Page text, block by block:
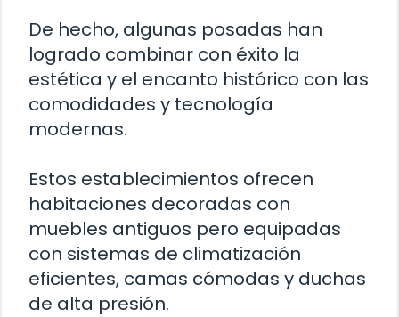
De hecho, algunas posadas han
logrado combinar con éxito la
estética y el encanto histórico con las
comodidades y tecnología
modernas.
Estos establecimientos ofrecen
habitaciones decoradas con
muebles antiguos pero equipadas
con sistemas de climatización
eficientes, camas cómodas y duchas
de alta presión.